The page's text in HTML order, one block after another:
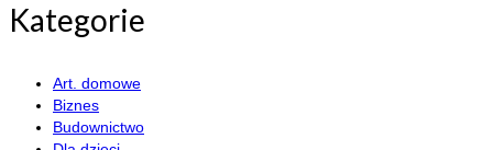
Kategorie
Art. domowe
Biznes
Budownictwo